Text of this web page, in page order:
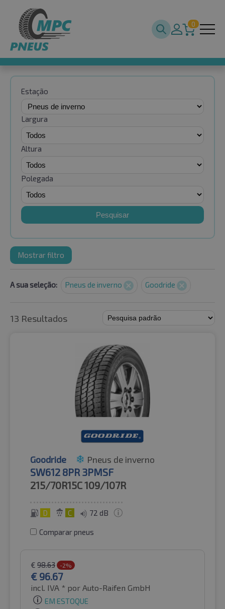
0
Estação
Largura
Altura
Polegada
Pesquisar
Mostrar filtro
A sua seleção: Pneus de inverno Goodride
13 Resultados
Goodride Pneus de inverno
SW612 8PR 3PMSF
215/70R15C109/107R
D C 72 dB
Comparar pneus
€ 98.63 -2%
€ 96.67
incl. IVA * por Auto-Raifen GmbH
EM ESTOQUE